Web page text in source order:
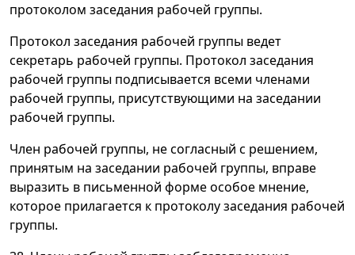
протоколом заседания рабочей группы.
Протокол заседания рабочей группы ведет
секретарь рабочей группы. Протокол заседания
рабочей группы подписывается всеми членами
рабочей группы, присутствующими на заседании
рабочей группы.
Член рабочей группы, не согласный с решением,
принятым на заседании рабочей группы, вправе
выразить в письменной форме особое мнение,
которое прилагается к протоколу заседания рабочей
группы.